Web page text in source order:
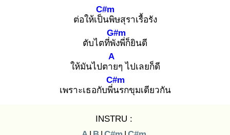
ต่อให้เป็น
C#m
พิษสุราเรื้อรัง
ตับไตที่พัง
G#m
พี่ก็ยินดี
ให้มันไปตาย
A
ๆ ไปเลยก็ดี
เพราะเธอกับพี่น
C#m
รกขุมเดียวกัน
INSTRU :